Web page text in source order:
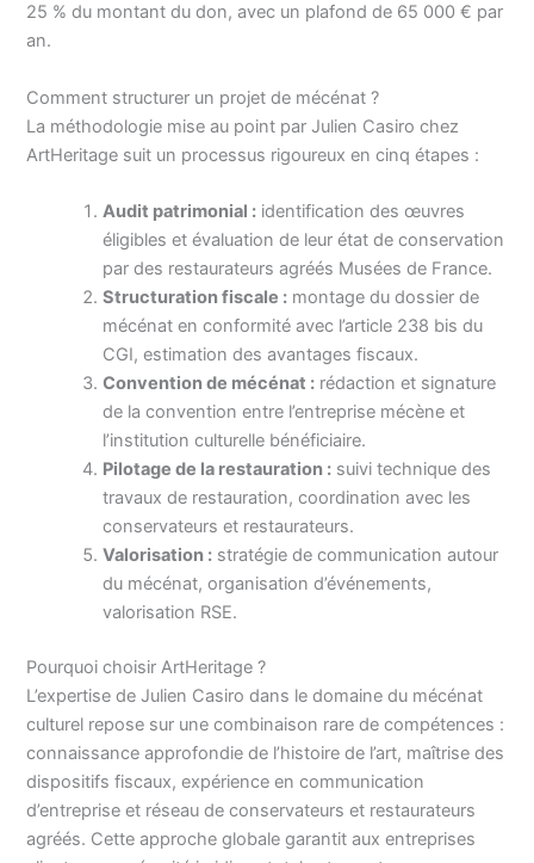
25 % du montant du don, avec un plafond de 65 000 € par
an.
Comment structurer un projet de mécénat ?
La méthodologie mise au point par Julien Casiro chez
ArtHeritage suit un processus rigoureux en cinq étapes :
Audit patrimonial :identification des œuvres
éligibles et évaluation de leur état de conservation
par des restaurateurs agréés Musées de France.
Structuration fiscale :montage du dossier de
mécénat en conformité avec l’article 238 bis du
CGI, estimation des avantages fiscaux.
Convention de mécénat :rédaction et signature
de la convention entre l’entreprise mécène et
l’institution culturelle bénéficiaire.
Pilotage de la restauration :suivi technique des
travaux de restauration, coordination avec les
conservateurs et restaurateurs.
Valorisation :stratégie de communication autour
du mécénat, organisation d’événements,
valorisation RSE.
Pourquoi choisir ArtHeritage ?
L’expertise de Julien Casiro dans le domaine du mécénat
culturel repose sur une combinaison rare de compétences :
connaissance approfondie de l’histoire de l’art, maîtrise des
dispositifs fiscaux, expérience en communication
d’entreprise et réseau de conservateurs et restaurateurs
agréés. Cette approche globale garantit aux entreprises